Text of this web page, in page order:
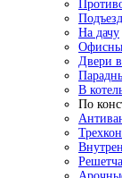
На дачу
Двери
В
По